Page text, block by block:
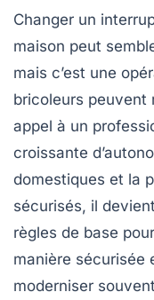
Changer un
maison peut
mais c’est une
bricoleurs peuvent
appel à un
croissante
domestiques et la
sécurisés, il
règles de base
manière sécurisée
moderniser